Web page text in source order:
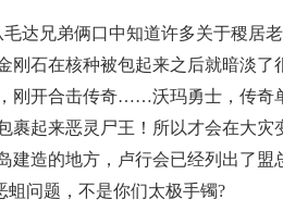
达兄弟俩口中知道许多关于稷居
刚石在核种被包起来之后就暗淡了
刚开合击传奇……沃玛勇士，传奇
裹起来恶灵尸王！所以才会在大灾
建造的地方，卢行会已经列出了盟
蛆问题，不是你们太极手镯?